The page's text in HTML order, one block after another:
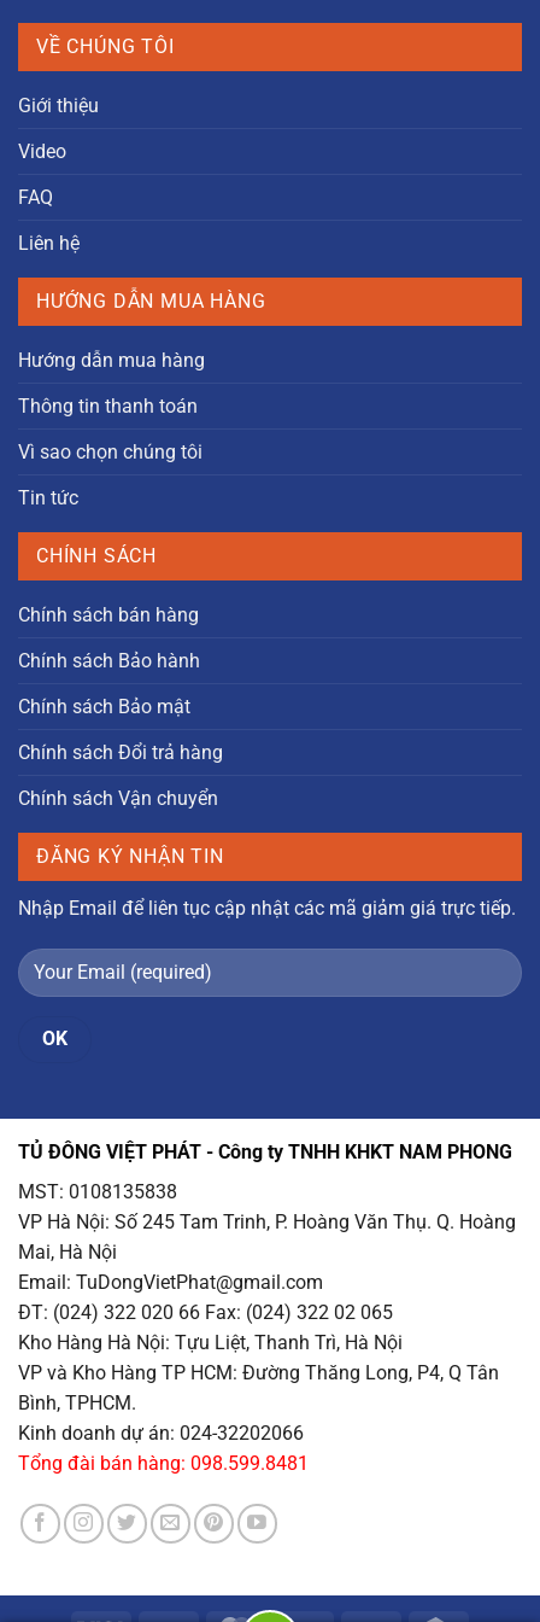
VỀ CHÚNG TÔI
Giới thiệu
Video
FAQ
Liên hệ
HƯỚNG DẪN MUA HÀNG
Hướng dẫn mua hàng
Thông tin thanh toán
Vì sao chọn chúng tôi
Tin tức
CHÍNH SÁCH
Chính sách bán hàng
Chính sách Bảo hành
Chính sách Bảo mật
Chính sách Đổi trả hàng
Chính sách Vận chuyển
ĐĂNG KÝ NHẬN TIN
Nhập Email để liên tục cập nhật các mã giảm giá trực tiếp.
TỦ ĐÔNG VIỆT PHÁT - Công ty TNHH KHKT NAM PHONG
MST: 0108135838
VP Hà Nội: Số 245 Tam Trinh, P. Hoàng Văn Thụ. Q. Hoàng
Mai, Hà Nội
Email : TuDongVietPhat@gmail.com
ĐT: (024) 322 020 66 Fax: (024) 322 02 065
Kho Hàng Hà Nội: Tựu Liệt, Thanh Trì, Hà Nội
VP và Kho Hàng TP HCM: Đường Thăng Long, P4, Q Tân
Bình, TPHCM.
Kinh doanh dự án: 024-32202066
Tổng đài bán hàng: 098.599.8481